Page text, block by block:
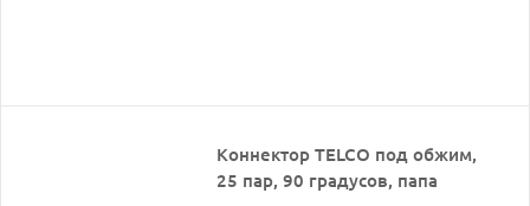
Коннектор TELCO под обжим,
25 пар, 90 градусов, папа